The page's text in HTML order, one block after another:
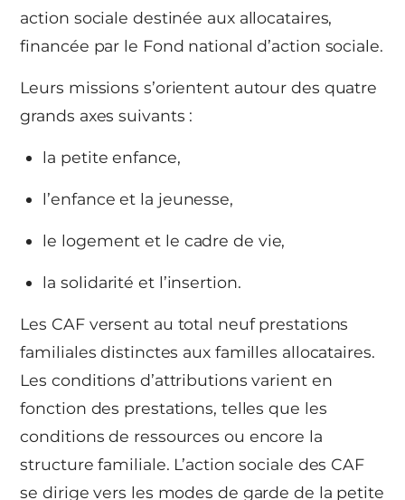
action sociale destinée aux allocataires,
financée par le Fond national d’action sociale.
Leurs missions s’orientent autour des quatre
grands axes suivants :
la petite enfance,
l’enfance et la jeunesse,
le logement et le cadre de vie,
la solidarité et l’insertion.
Les CAF versent au total neuf prestations
familiales distinctes aux familles allocataires.
Les conditions d’attributions varient en
fonction des prestations, telles que les
conditions de ressources ou encore la
structure familiale. L’action sociale des CAF
se dirige vers les modes de garde de la petite